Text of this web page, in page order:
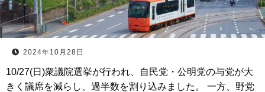
2024年10月28日
10/27(日)衆議院選挙が行われ、自民党・公明党の与党が大
きく議席を減らし、過半数を割り込みました。 一方、野党